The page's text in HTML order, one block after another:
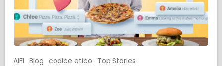
AIFI Blog codice etico Top Stories